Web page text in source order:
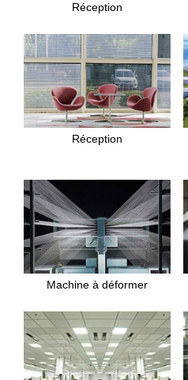
Réception
Réception
Machine à déformer